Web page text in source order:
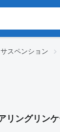
スペンション
リングリン